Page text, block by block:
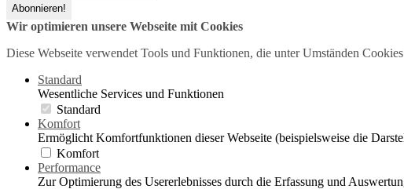
Wir optimieren unsere Webseite mit Cookies
Diese Webseite verwendet Tools und Funktionen, die unter Umständen
Standard
Wesentliche Services und Funktionen
Standard
Komfort
Ermöglicht Komfortfunktionen dieser Webseite (beispielsweise die
Komfort
Performance
Zur Optimierung des Usererlebnisses durch die Erfassung und